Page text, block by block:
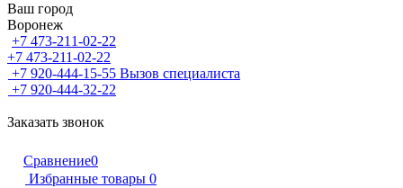
Ваш город
Воронеж
+7 473-211-02-22
+7 473-211-02-22
+7 920-444-15-55 Вызов специалиста
+7 920-444-32-22
Заказать звонок
Сравнение0
Избранные товары 0